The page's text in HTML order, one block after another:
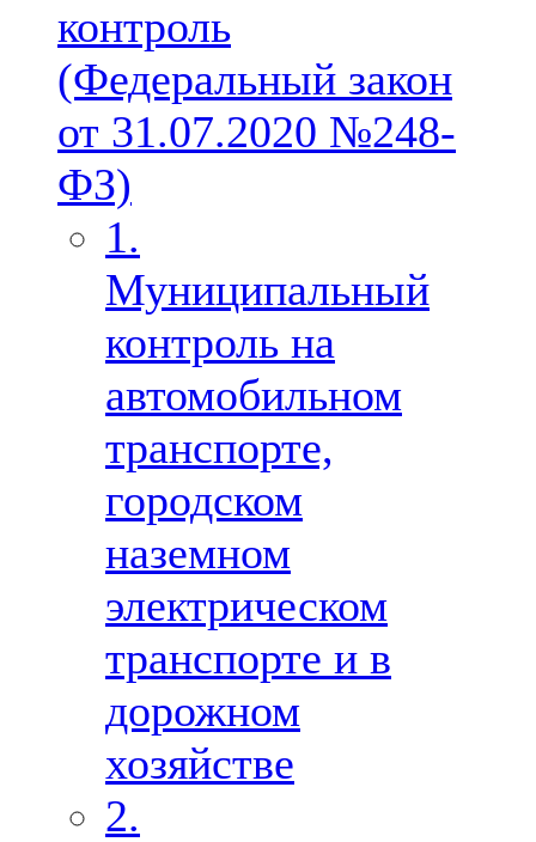
контроль
(Федеральный закон
от 31.07.2020 №248-
ФЗ)
1.
Муниципальный
контроль на
автомобильном
транспорте,
городском
наземном
электрическом
транспорте и в
дорожном
хозяйстве
2.